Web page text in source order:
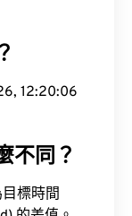
12:20:07
不同？
標時間